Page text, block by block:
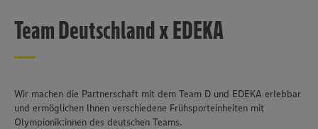
Team Deutschland x EDEKA
Wir machen die Partnerschaft mit dem Team D und EDEKA erlebbar
und ermöglichen Ihnen verschiedene Frühsporteinheiten mit
Olympionik:innen des deutschen Teams.